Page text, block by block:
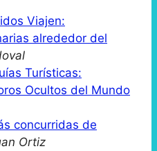
Viajen:
alrededor del
Turísticas:
Ocultos del Mundo
concurridas de
Ortiz